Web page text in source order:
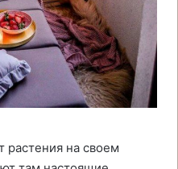
растения на своем